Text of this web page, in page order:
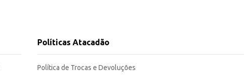
Políticas Atacadão
Política de Trocas e Devoluções